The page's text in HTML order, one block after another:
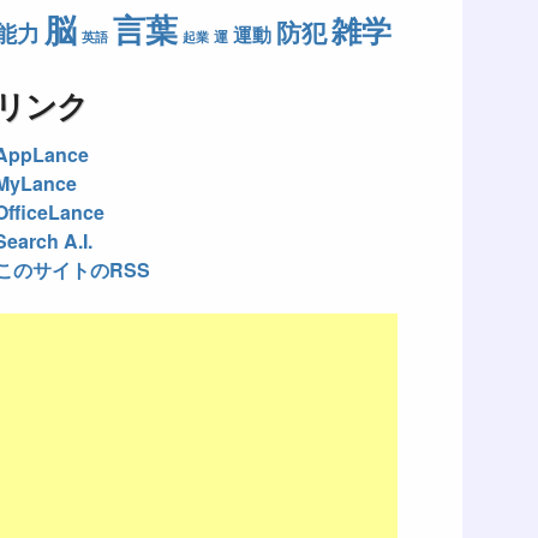
力 脳 英語 言葉 起業 運 運動 防犯雑学
リンク
A.I.
のサイトのRSS